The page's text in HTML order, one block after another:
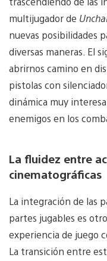
multijugador de
nuevas posibilidades
diversas maneras. El
abrirnos camino en
pistolas con
dinámica muy
enemigos en los
La fluidez entre
cinematográficas
La integración de las
partes jugables es
experiencia de juego
La transición entre